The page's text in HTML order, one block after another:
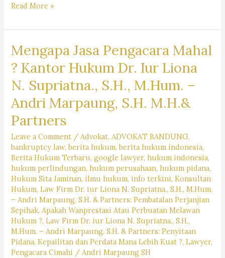
#rekomendasipengacaraperusahaan,
#pencarianlawyer,
#pencarianadvokat,
#sarankantorhukum,
#saranpengacaraterbaikdibandung,
#pencariankuasahukum,
#pencarianbantuanhukum,
#pencarianjasapengacara,
#pencarianlembagabantuanhukum,
#pencarianlayananhukum,
#kotabandung,#pengacaralagiviral,
#trendingpengacara,
#pengacarahariini,
#kabupatenbandung,
#kotacimahi,
#kabupatenbandungbarat,
#rekomendasipengacaradijabar,
#kantorhukumterbaikdibandung,
Read More »
Mengapa Jasa Pengacara Mahal
? Kantor Hukum Dr. Iur Liona
N. Supriatna., S.H., M.Hum. –
Andri Marpaung, S.H. M.H.&
Partners
Leave a Comment /Advokat,ADVOKAT BANDUNG,
bankruptcy law,berita hukum,berita hukum indonesia,
Berita Hukum Terbaru,google lawyer,hukum indonesia,
hukum perlindungan,hukum perusahaan,hukum pidana,
Hukum Sita Jaminan, ilmu hukum, info terkini,Konsultan
Hukum,Law Firm Dr. iur Liona N. Supriatna., S.H., M.Hum.
– Andri Marpaung, S.H. & Partners: Pembatalan Perjanjian
Sepihak, Apakah Wanprestasi Atau Perbuatan Melawan
Hukum ?,Law Firm Dr. iur Liona N. Supriatna., S.H.,
M.Hum. – Andri Marpaung, S.H. & Partners: Penyitaan
Pidana, Kepailitan dan Perdata Mana Lebih Kuat ?,Lawyer,
Pengacara Cimahi /Andri Marpaung SH